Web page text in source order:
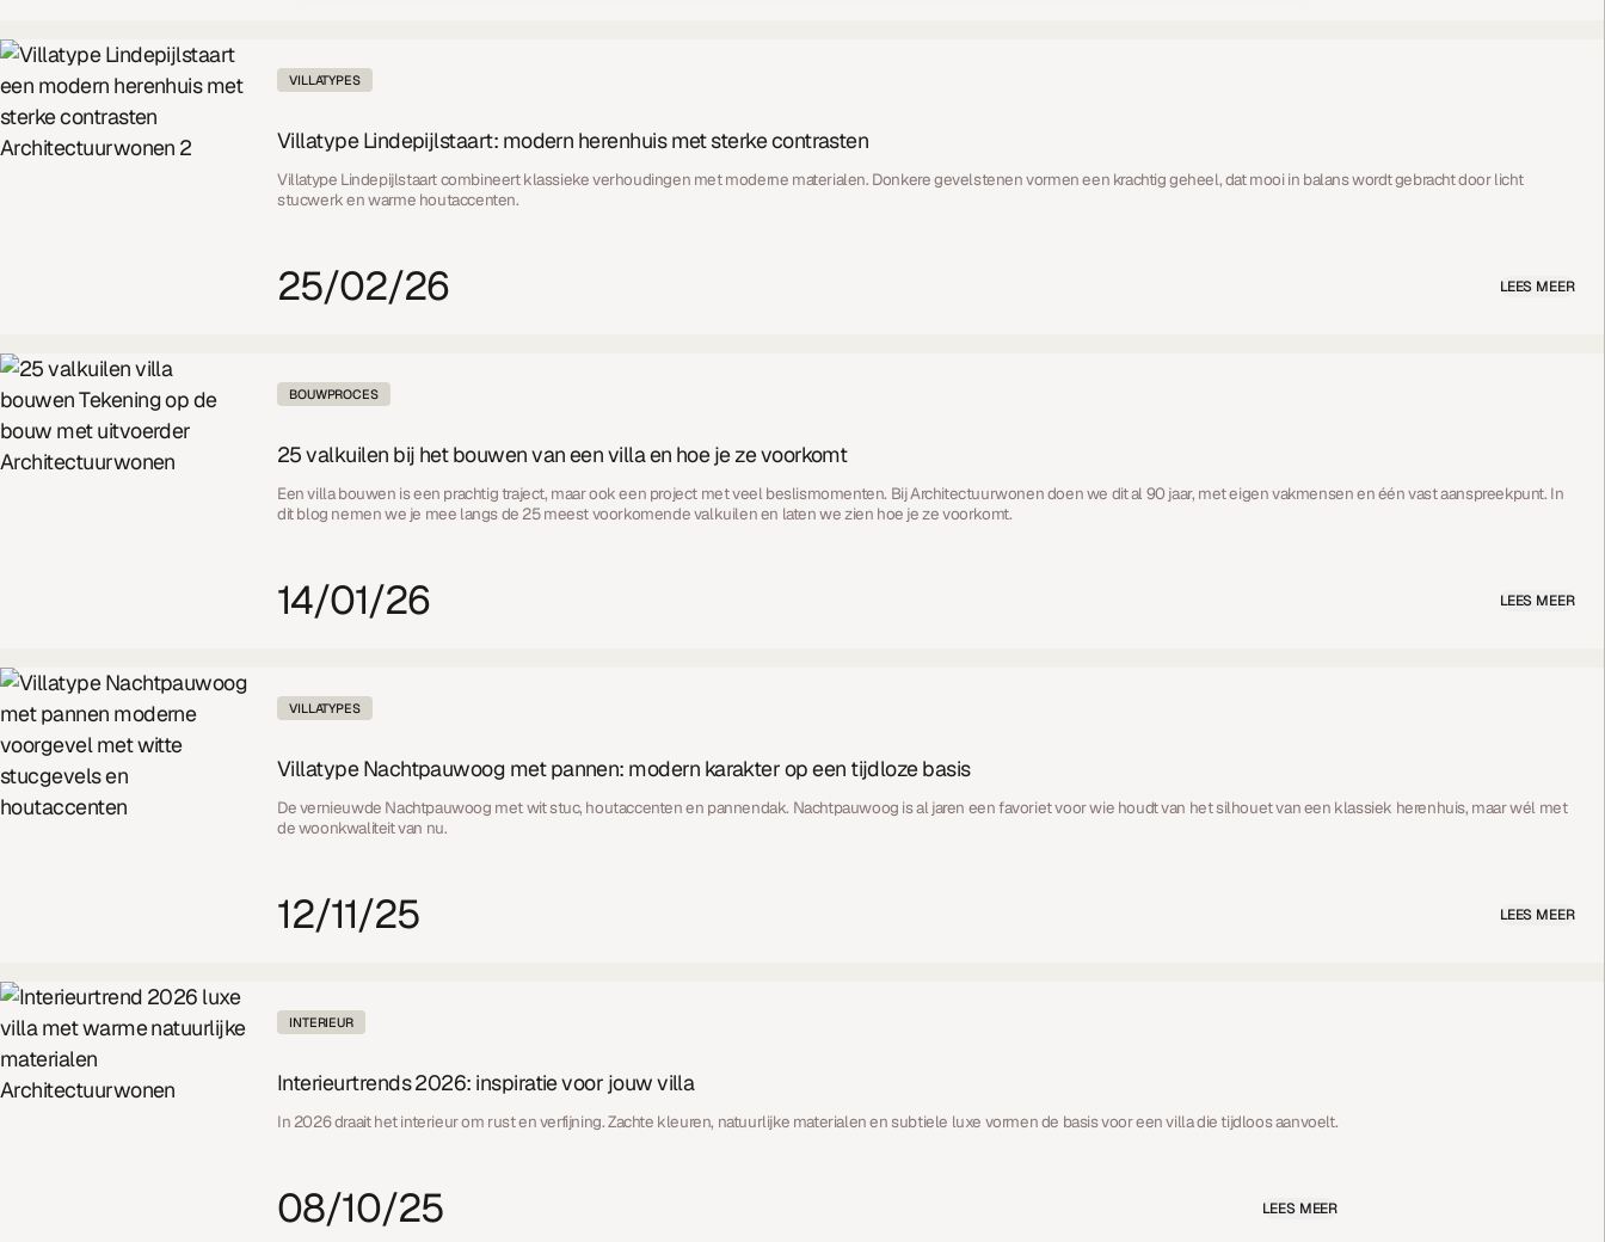
VILLATYPES
Villatype Lindepijlstaart: modern herenhuis met sterke contrasten
Villatype Lindepijlstaart combineert klassieke verhoudingen met moderne materialen. Donkere gevelstenen vormen een krachtig geheel, dat mooi in balans wordt gebracht door licht
stucwerk en warme houtaccenten.
25/02/26 LEES MEER
BOUWPROCES
25 valkuilen bij het bouwen van een villa en hoe je ze voorkomt
Een villa bouwen is een prachtig traject, maar ook een project met veel beslismomenten. Bij Architectuurwonen doen we dit al 90 jaar, met eigen vakmensen en één vast aanspreekpunt. In
dit blog nemen we je mee langs de 25 meest voorkomende valkuilen en laten we zien hoe je ze voorkomt.
14/01/26 LEES MEER
VILLATYPES
Villatype Nachtpauwoog met pannen: modern karakter op een tijdloze basis
De vernieuwde Nachtpauwoog met wit stuc, houtaccenten en pannendak. Nachtpauwoog is al jaren een favoriet voor wie houdt van het silhouet van een klassiek herenhuis, maar wél met
de woonkwaliteit van nu.
12/11/25 LEES MEER
INTERIEUR
Interieurtrends 2026: inspiratie voor jouw villa
In 2026 draait het interieur om rust en verfijning. Zachte kleuren, natuurlijke materialen en subtiele luxe vormen de basis voor een villa die tijdloos aanvoelt.
08/10/25 LEES MEER